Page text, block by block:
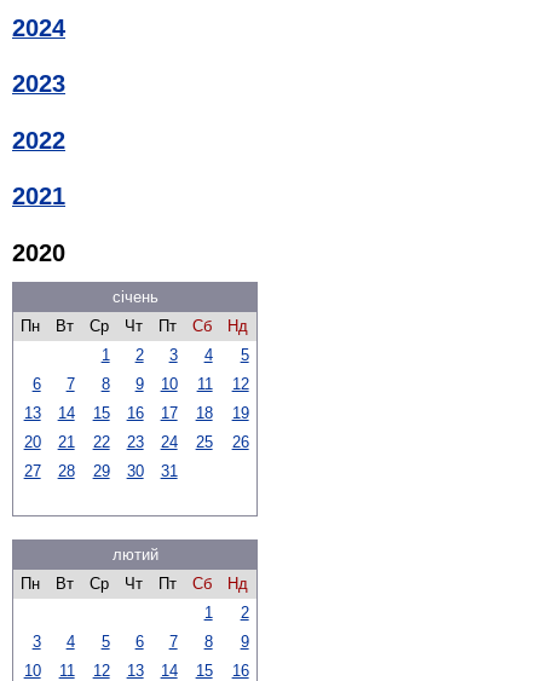
2024
2023
2022
2021
2020
січень
Пн
Вт Ср Чт Пт Сб
Нд
1
2 3 4
5
6
7 8 9 10 11
12
13
14 15 16 17 18
19
20
21 22 23 24 25
26
27
28 29 30 31
лютий
Пн
Вт Ср Чт Пт Сб
Нд
1
2
3
4 5 6 7 8
9
10
11 12 13 14 15
16